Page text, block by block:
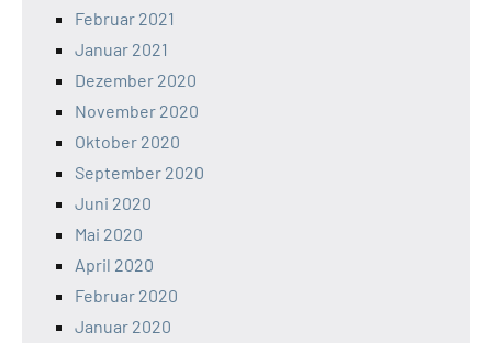
Februar 2021
Januar 2021
Dezember 2020
November 2020
Oktober 2020
September 2020
Juni 2020
Mai 2020
April 2020
Februar 2020
Januar 2020